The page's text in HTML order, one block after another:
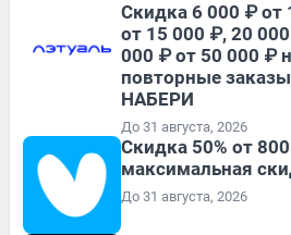
Скидка 6 000 ₽ от
от 15 000 ₽, 20
000 ₽ от 50 000 ₽
повторные
НАБЕРИ
До 31 августа, 2026
Скидка 50% от
максимальная
До 31 августа, 2026